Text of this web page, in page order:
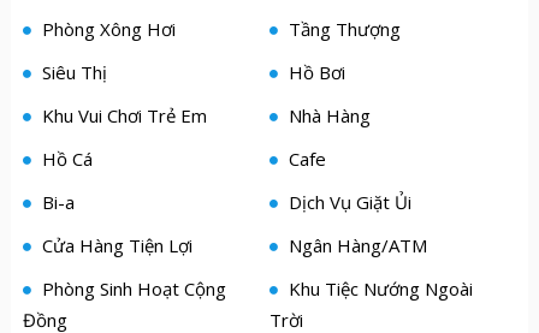
Phòng Xông Hơi
Tầng Thượng
Siêu Thị
Hồ Bơi
Khu Vui Chơi Trẻ Em
Nhà Hàng
Hồ Cá
Cafe
Bi-a
Dịch Vụ Giặt Ủi
Cửa Hàng Tiện Lợi
Ngân Hàng/ATM
Phòng Sinh Hoạt Cộng
Đồng
Khu Tiệc Nướng Ngoài
Trời